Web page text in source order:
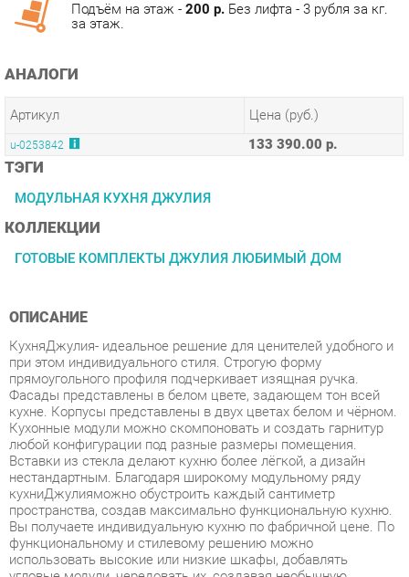
АНАЛОГИ
Артикул
u-0253842 133 390.00 р.
ТЭГИ
МОДУЛЬНАЯ КУХНЯ ДЖУЛИЯ
КОЛЛЕКЦИИ
ГОТОВЫЕ КОМПЛЕКТЫ ДЖУЛИЯ ЛЮБИМЫЙ ДОМ
ОПИСАНИЕ
прямоугольного профиля подчеркивает изящная ручка.
Фасады представлены в белом цвете, задающем тон всей
кухне. Корпусы представлены в двух цветах белом и чёрном.
Кухонные модули можно скомпоновать и создать гарнитур
любой конфигурации под разные размеры помещения.
Вставки из стекла делают кухню более лёгкой, а дизайн
нестандартным. Благодаря широкому модульному ряду
кухниДжулияможно обустроить каждый сантиметр
пространства, создав максимально функциональную кухню.
Вы получаете индивидуальную кухню по фабричной цене. По
функциональному и стилевому решению можно
использовать высокие или низкие шкафы, добавлять
угловые модули, чередовать их, создавая необычную
композицию. Высокие шкафы - преимущество коллекции,
можно выстроить кухню почти до потолка - удобно уложить
на верхние полки редко используемые вещи. Стиль -
классический, итальянский.